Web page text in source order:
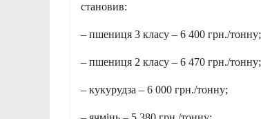
становив:
– пшениця 3 класу – 6 400 грн./тонну;
– пшениця 2 класу – 6 470 грн./тонну;
– кукурудза – 6 000 грн./тонну;